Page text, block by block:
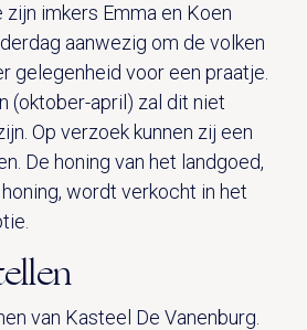
imkers Emma en Koen
aanwezig om de volken
gelegenheid voor een praatje.
(oktober-april) zal dit niet
Op verzoek kunnen zij een
De honing van het landgoed,
wordt verkocht in het
van Kasteel De Vanenburg.